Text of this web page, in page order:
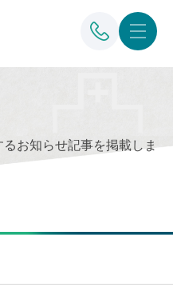
るお知らせ記事を掲載しま